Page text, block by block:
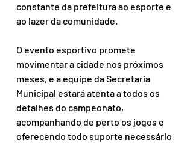
constante da prefeitura ao esporte e
ao lazer da comunidade.
O evento esportivo promete
movimentar a cidade nos próximos
meses, e a equipe da Secretaria
Municipal estará atenta a todos os
detalhes do campeonato,
acompanhando de perto os jogos e
oferecendo todo suporte necessário